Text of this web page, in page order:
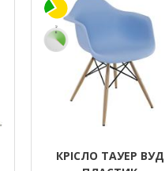
КРІСЛО ТАУЕР ВУД